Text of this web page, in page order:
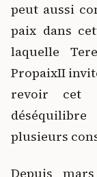
peut aussi
paix dans
laquelle
PropaixII
revoir cet
plusieurs
Depuis